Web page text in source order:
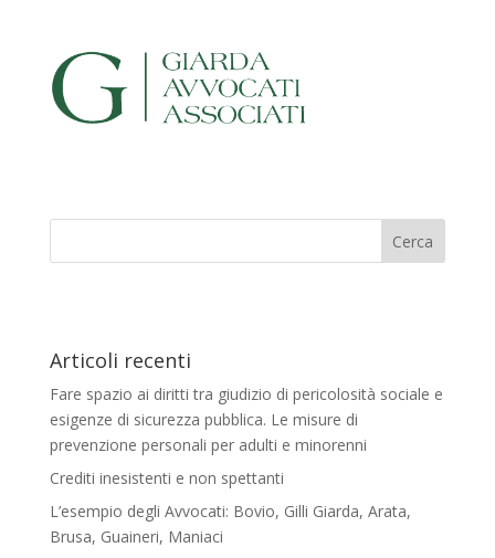
Articoli recenti
Fare spazio ai diritti tra giudizio di pericolosità sociale e
esigenze di sicurezza pubblica. Le misure di
prevenzione personali per adulti e minorenni
Crediti inesistenti e non spettanti
L’esempio degli Avvocati: Bovio, Gilli Giarda, Arata,
Brusa, Guaineri, Maniaci